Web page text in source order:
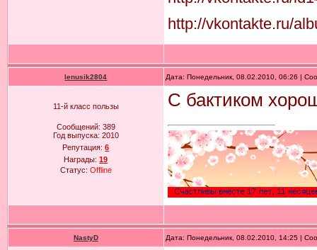
http://vkontakte.ru/
lenusik2804 Дата: Понедельник, 08.02.2010, 06:26 |
11-й класс пользы
Сообщений: 389
Год выпуска: 2010
Репутация:6
Награды:19
Статус: Offline
С бактиком
NastyD Дата: Понедельник, 08.02.2010, 14:25 |